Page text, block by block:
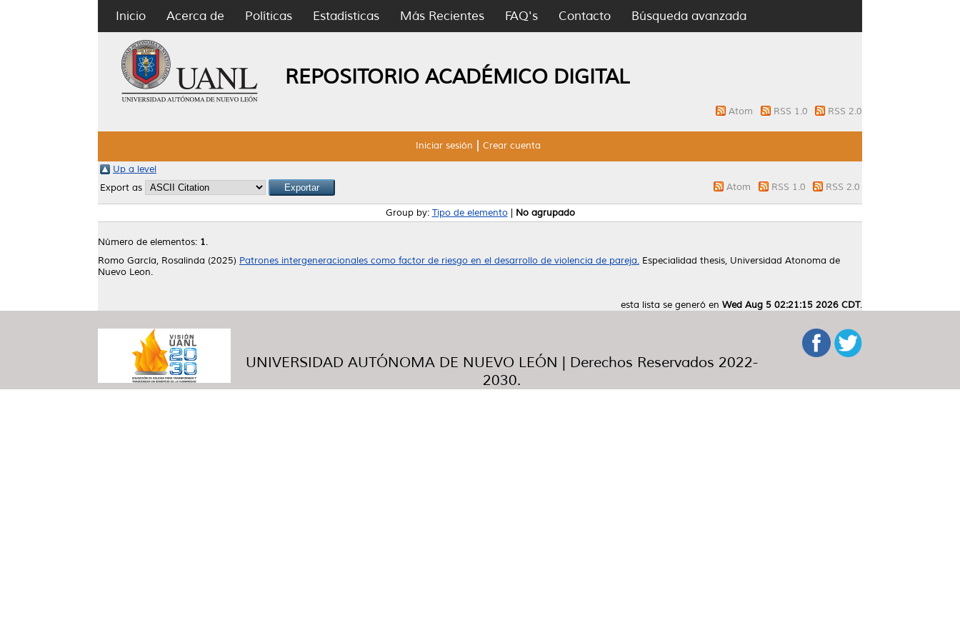
Inicio Acerca de Políticas Estadísticas Más Recientes FAQ's Contacto Búsqueda avanzada
REPOSITORIO ACADÉMICO DIGITAL
Atom RSS 1.0 RSS 2.0
Iniciar sesión Crear cuenta
Up a level
Export as
Atom RSS 1.0 RSS 2.0
Group by: Tipo de elemento| No agrupado
Número de elementos: 1.
Romo García, Rosalinda (2025) Patrones intergeneracionales como factor de riesgo en el desarrollo de violencia de pareja. Especialidad thesis, Universidad Atonoma de
Nuevo Leon.
esta lista se generó en Wed Aug 5 02:21:15 2026 CDT.
UNIVERSIDAD AUTÓNOMA DE NUEVO LEÓN | Derechos Reservados 2022-
2030.